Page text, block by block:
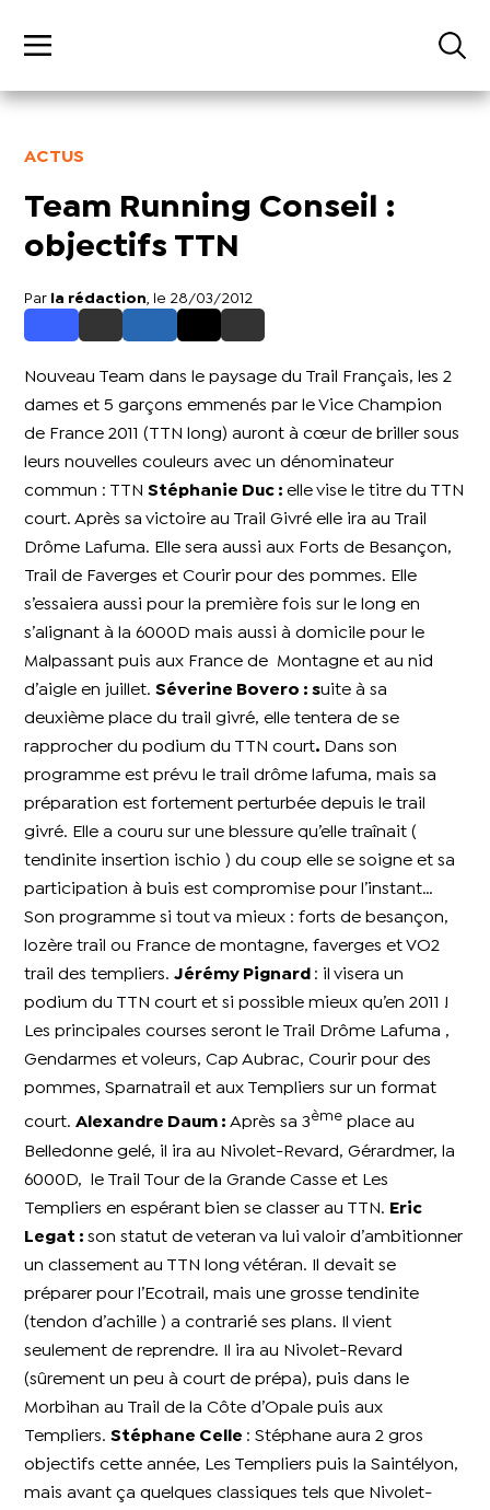
ACTUS
Team Running Conseil :
objectifs TTN
Par la rédaction , le 28/03/2012
Nouveau Team dans le paysage du Trail Français, les 2
dames et 5 garçons emmenés par le Vice Champion
de France 2011 (TTN long) auront à cœur de briller sous
leurs nouvelles couleurs avec un dénominateur
commun : TTNStéphanie Duc :elle vise le titre du TTN
court. Après sa victoire au Trail Givré elle ira au Trail
Drôme Lafuma. Elle sera aussi aux Forts de Besançon,
Trail de Faverges et Courir pour des pommes. Elle
s’essaiera aussi pour la première fois sur le long en
s’alignant à la 6000D mais aussi à domicile pour le
Malpassant puis aux France de Montagne et au nid
d’aigle en juillet.Séverine Bovero : suite à sa
deuxième place du trail givré, elle tentera de se
rapprocher du podium du TTN court.
Dans son
programme est prévu le trail drôme lafuma, mais sa
préparation est fortement perturbée depuis le trail
givré. Elle a couru sur une blessure qu’elle traînait (
tendinite insertion ischio ) du coup elle se soigne et sa
participation à buis est compromise pour l’instant…
Son programme si tout va mieux : forts de besançon,
lozère trail ou France de montagne, faverges et VO2
trail des templiers.Jérémy Pignard : il visera un
podium du TTN court et si possible mieux qu’en 2011 !
Les principales courses seront le Trail Drôme Lafuma ,
Gendarmes et voleurs, Cap Aubrac, Courir pour des
pommes, Sparnatrail et aux Templiers sur un format
court.Alexandre Daum :Après sa 3ème place au
Belledonne gelé, il ira au Nivolet-Revard, Gérardmer, la
6000D, le Trail Tour de la Grande Casse et Les
Templiers en espérant bien se classer au TTN.
Eric
Legat : son statut de veteran va lui valoir d’ambitionner
un classement au TTN long vétéran.
Il devait se
préparer pour l’Ecotrail, mais une grosse tendinite
(tendon d’achille ) a contrarié ses plans. Il vient
seulement de reprendre. Il ira au Nivolet-Revard
(sûrement un peu à court de prépa), puis dans le
Morbihan au Trail de la Côte d’Opale puis aux
Templiers.Stéphane Celle : Stéphane aura 2 gros
objectifs cette année, Les Templiers puis la Saintélyon,
mais avant ça quelques classiques tels que Nivolet-